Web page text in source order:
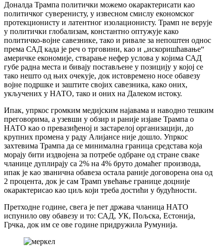
Доналда Трампа политички можемо окарактерисати као
политичког суверенисту, у извесном смислу економског
протекционисту и латентног изолационисту. Трамп не верује
у политички глобализам, константно оптужује како
политичко-војне савезнике, тако и ривале за непоштен однос
према САД када је реч о трговини, као и „искоришћавање“
америчке економије, стварање нефер услова у којима САД
губе радна места и бивају постављене у позицију у којој се
тако нешто од њих очекује, док истовремено носе обавезу
војне подршке и заштите својих савезника, како оних,
укључених у НАТО, тако и оних на Далеком истоку.
Ипак, упркос громким медијским најавама и наводно тешким
преговорима, а узевши у обзир и раније изјаве Трампа о
НАТО као о превазиђеној и застарелој организацији, до
крупних промена у раду Алијансе није дошло. Упркос
захтевима Трампа да се минимална граница средстава која
морају бити издвојена за потребе одбране од стране сваке
чланице дуплирају са 2% на 4% бруто домаћег производа,
ипак је као званична обавеза остала раније договорена она од
2 процента, док је сам Трамп увећање границе доцније
окарактерисао као циљ који треба достићи у будућности.
Претходне године, свега је пет држава чланица НАТО
испунило ову обавезу и то: САД, УК, Пољска, Естонија,
Грчка, док им се ове године придружила Румунија.